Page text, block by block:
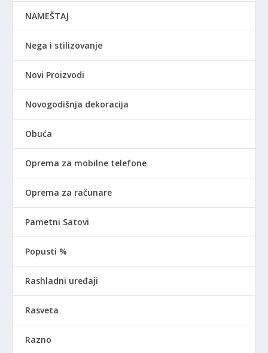
NAMEŠTAJ
Nega i stilizovanje
Novi Proizvodi
Novogodišnja dekoracija
Obuća
Oprema za mobilne telefone
Oprema za računare
Pametni Satovi
Popusti %
Rashladni uređaji
Rasveta
Razno